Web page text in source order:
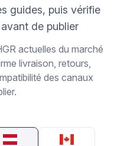
guides, puis vérifie
de publier
actuelles du marché
livraison, retours,
des canaux